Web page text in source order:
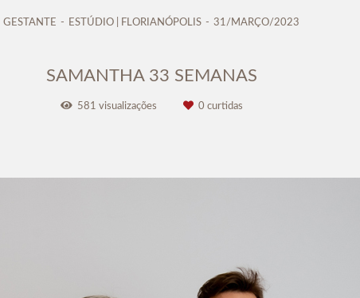
GESTANTE ESTÚDIO | FLORIANÓPOLIS 31/MARÇO/2023
SAMANTHA 33 SEMANAS
581 visualizações 0 curtidas